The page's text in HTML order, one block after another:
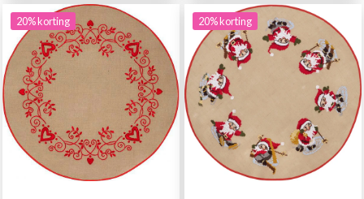
20% korting 20% korting